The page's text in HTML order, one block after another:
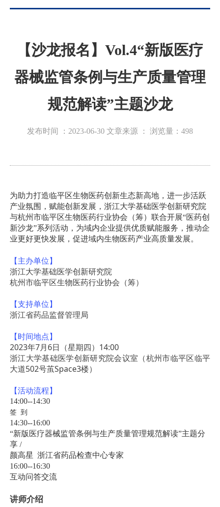
【沙龙报名】Vol.4“新版医疗
器械监管条例与生产质量管理
规范解读”主题沙龙
发布时间 ：2023-06-30 文章来源 ： 浏览量： 498
为助力打造临平区生物医药创新生态新高地，进一步活跃
产业氛围，赋能创新发展，浙江大学基础医学创新研究院
与杭州市临平区生物医药行业协会（筹）联合开展“医药创
新沙龙”系列活动，为域内企业提供优质赋能服务，推动企
业更好更快发展，促进域内生物医药产业高质量发展。
【主办单位】
浙江大学基础医学创新研究院
杭州市临平区生物医药行业协会（筹）
【支持单位】
浙江省药品监督管理局
【时间地点】
2023年7月6日（星期四）14:00
浙江大学基础医学创新研究院会议室（杭州市临平区临平
大道502号茧Space3楼）
【活动流程】
14:00--14:30
签 到
14:30--16:00
“新版医疗器械监管条例与生产质量管理规范解读”主题分
享 /
颜高星 浙江省药品检查中心专家
16:00--16:30
互动问答交流
讲师介绍